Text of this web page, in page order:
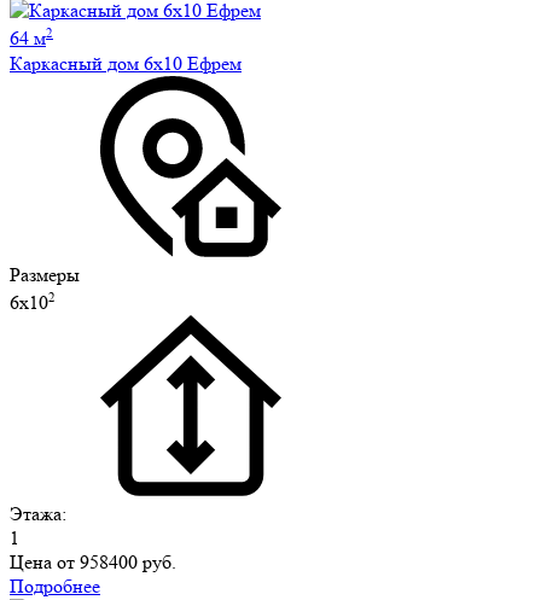
64 м2
Каркасный дом 6х10 Ефрем
Размеры
6х102
Этажа:
1
Цена от 958400 руб.
Подробнее